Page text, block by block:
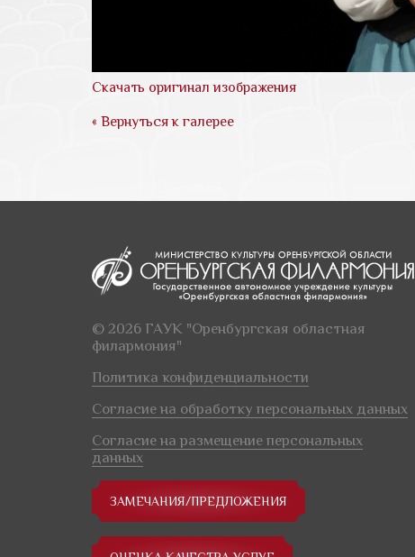
Скачать оригинал изображения
« Вернуться к галерее
© 2026 ГАУК "Оренбургская областная
филармония"
Политика конфиденциальности
Согласие на обработку персональных данных
Согласие на размещение персональных
данных
ЗАМЕЧАНИЯ/ПРЕДЛОЖЕНИЯ